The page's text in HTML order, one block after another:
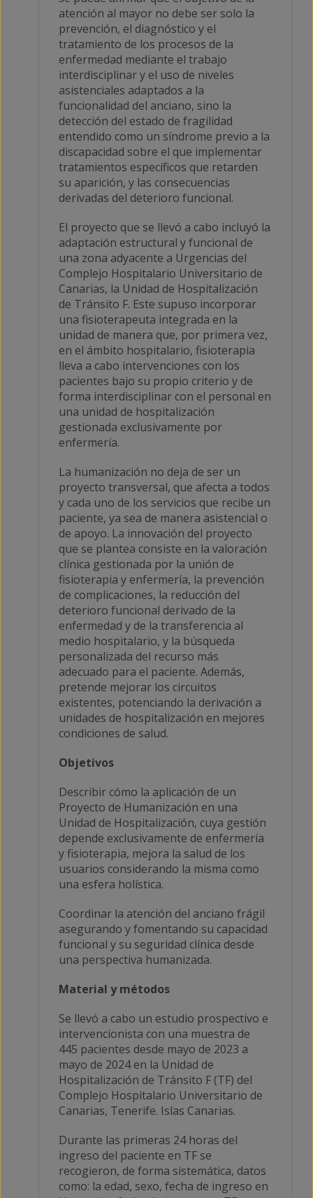
atención al mayor no debe ser solo la
prevención, el diagnóstico y el
tratamiento de los procesos de la
enfermedad mediante el trabajo
interdisciplinar y el uso de niveles
asistenciales adaptados a la
funcionalidad del anciano, sino la
detección del estado de fragilidad
entendido como un síndrome previo a la
discapacidad sobre el que implementar
tratamientos específicos que retarden
su aparición, y las consecuencias
derivadas del deterioro funcional.
El proyecto que se llevó a cabo incluyó la
adaptación estructural y funcional de
una zona adyacente a Urgencias del
Complejo Hospitalario Universitario de
Canarias, la Unidad de Hospitalización
de Tránsito F. Este supuso incorporar
una fisioterapeuta integrada en la
unidad de manera que, por primera vez,
en el ámbito hospitalario, fisioterapia
lleva a cabo intervenciones con los
pacientes bajo su propio criterio y de
forma interdisciplinar con el personal en
una unidad de hospitalización
gestionada exclusivamente por
enfermería.
La humanización no deja de ser un
proyecto transversal, que afecta a todos
y cada uno de los servicios que recibe un
paciente, ya sea de manera asistencial o
de apoyo. La innovación del proyecto
que se plantea consiste en la valoración
clínica gestionada por la unión de
fisioterapia y enfermería, la prevención
de complicaciones, la reducción del
deterioro funcional derivado de la
enfermedad y de la transferencia al
medio hospitalario, y la búsqueda
personalizada del recurso más
adecuado para el paciente. Además,
pretende mejorar los circuitos
existentes, potenciando la derivación a
unidades de hospitalización en mejores
condiciones de salud.
Objetivos
Describir cómo la aplicación de un
Proyecto de Humanización en una
Unidad de Hospitalización, cuya gestión
depende exclusivamente de enfermería
y fisioterapia, mejora la salud de los
usuarios considerando la misma como
una esfera holística.
Coordinar la atención del anciano frágil
asegurando y fomentando su capacidad
funcional y su seguridad clínica desde
una perspectiva humanizada.
Material y métodos
Se llevó a cabo un estudio prospectivo e
intervencionista con una muestra de
445 pacientes desde mayo de 2023 a
mayo de 2024 en la Unidad de
Hospitalización de Tránsito F (TF) del
Complejo Hospitalario Universitario de
Canarias, Tenerife. Islas Canarias.
Durante las primeras 24 horas del
ingreso del paciente en TF se
recogieron, de forma sistemática, datos
como: la edad, sexo, fecha de ingreso en